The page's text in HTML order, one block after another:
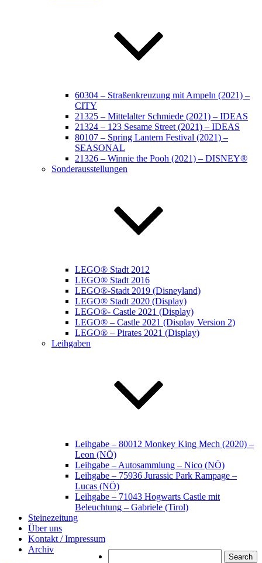
60304 – Straßenkreuzung mit Ampeln (2021) –
CITY
21325 – Mittelalter Schmiede (2021) – IDEAS
21324 – 123 Sesame Street (2021) – IDEAS
80107 – Spring Lantern Festival (2021) –
SEASONAL
21326 – Winnie the Pooh (2021) – DISNEY®
Sonderausstellungen
LEGO® Stadt 2012
LEGO® Stadt 2016
LEGO®-Stadt 2019 (Disneyland)
LEGO® Stadt 2020 (Display)
LEGO®- Castle 2021 (Display)
LEGO® – Castle 2021 (Display Version 2)
LEGO® – Pirates 2021 (Display)
Leihgaben
Leihgabe – 80012 Monkey King Mech (2020) –
Leon (NÖ)
Leihgabe – Autosammlung – Nico (NÖ)
Leihgabe – 75936 Jurassic Park Rampage –
Lucas (NÖ)
Leihgabe – 71043 Hogwarts Castle mit
Beleuchtung – Gabriele (Tirol)
Steinezeitung
Über uns
Kontakt / Impressum
Archiv